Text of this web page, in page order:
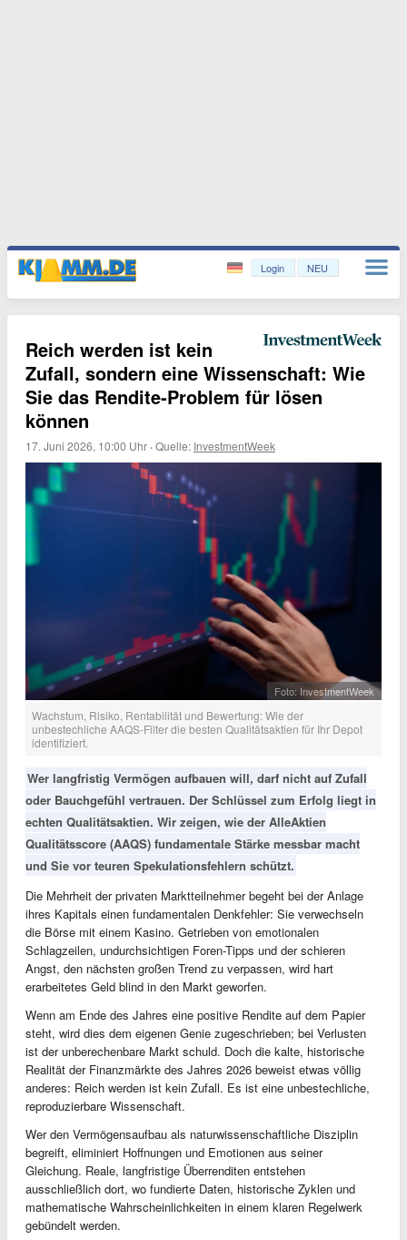
Login NEU
Reich werden ist kein
Zufall, sondern eine Wissenschaft: Wie
Sie das Rendite-Problem für lösen
können
17. Juni 2026, 10:00 Uhr ·Quelle: InvestmentWeek
Foto: InvestmentWeek
Wachstum, Risiko, Rentabilität und Bewertung: Wie der
unbestechliche AAQS-Filter die besten Qualitätsaktien für Ihr Depot
identifiziert.
Wer langfristig Vermögen aufbauen will, darf nicht auf Zufall
oder Bauchgefühl vertrauen. Der Schlüssel zum Erfolg liegt in
echten Qualitätsaktien. Wir zeigen, wie der AlleAktien
Qualitätsscore (AAQS) fundamentale Stärke messbar macht
und Sie vor teuren Spekulationsfehlern schützt.
Die Mehrheit der privaten Marktteilnehmer begeht bei der Anlage
ihres Kapitals einen fundamentalen Denkfehler: Sie verwechseln
die Börse mit einem Kasino. Getrieben von emotionalen
Schlagzeilen, undurchsichtigen Foren-Tipps und der schieren
Angst, den nächsten großen Trend zu verpassen, wird hart
erarbeitetes Geld blind in den Markt geworfen.
Wenn am Ende des Jahres eine positive Rendite auf dem Papier
steht, wird dies dem eigenen Genie zugeschrieben; bei Verlusten
ist der unberechenbare Markt schuld. Doch die kalte, historische
Realität der Finanzmärkte des Jahres 2026 beweist etwas völlig
anderes: Reich werden ist kein Zufall. Es ist eine unbestechliche,
reproduzierbare Wissenschaft.
Wer den Vermögensaufbau als naturwissenschaftliche Disziplin
begreift, eliminiert Hoffnungen und Emotionen aus seiner
Gleichung. Reale, langfristige Überrenditen entstehen
ausschließlich dort, wo fundierte Daten, historische Zyklen und
mathematische Wahrscheinlichkeiten in einem klaren Regelwerk
gebündelt werden.